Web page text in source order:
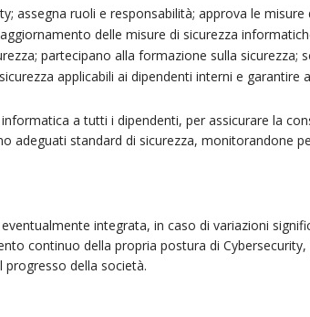
assegna ruoli e responsabilità; approva le
delle misure di sicurezza
partecipano alla formazione sulla sicurezza;
applicabili ai dipendenti interni e garantire
a tutti i dipendenti, per assicurare la
adeguati standard di sicurezza, monitorandone
integrata, in caso di variazioni
continuo della propria postura di
progresso della società.